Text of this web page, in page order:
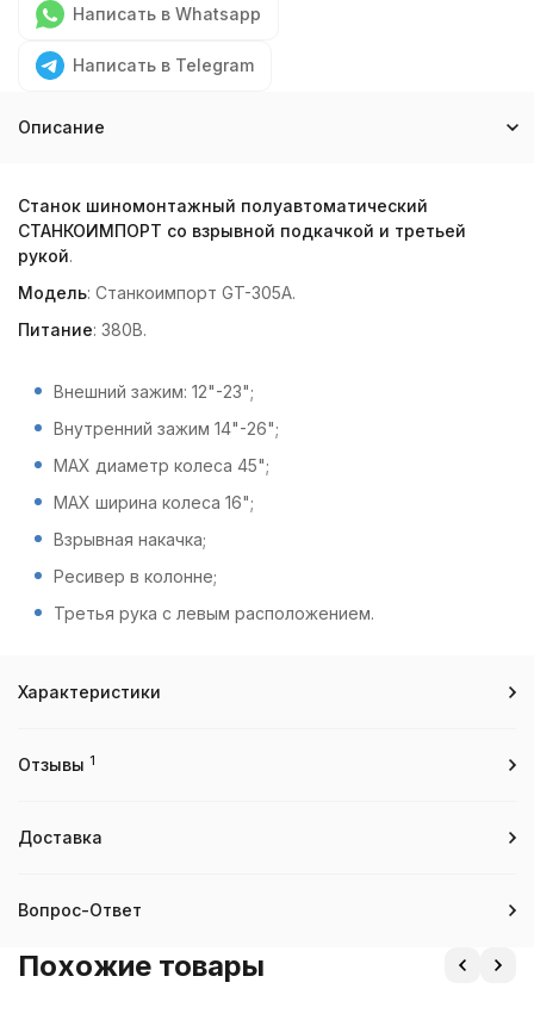
Написать в Whatsapp
Написать в Telegram
Описание
Станок шиномонтажный полуавтоматический
СТАНКОИМПОРТ со взрывной подкачкой и третьей
рукой.
Модель: Станкоимпорт GT-305A.
Питание: 380В.
Внешний зажим: 12"-23";
Внутренний зажим 14"-26";
МАХ диаметр колеса 45";
МАХ ширина колеса 16";
Взрывная накачка;
Ресивер в колонне;
Третья рука с левым расположением.
Характеристики
Отзывы 1
Доставка
Вопрос-Ответ
Похожие товары